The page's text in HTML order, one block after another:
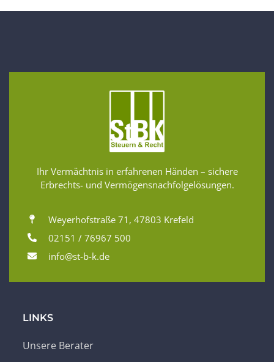
Ihr Vermächtnis in erfahrenen Händen – sichere
Erbrechts- und Vermögensnachfolgelösungen.
Weyerhofstraße 71, 47803 Krefeld
02151 / 76967 500
info@st-b-k.de
LINKS
Unsere Berater